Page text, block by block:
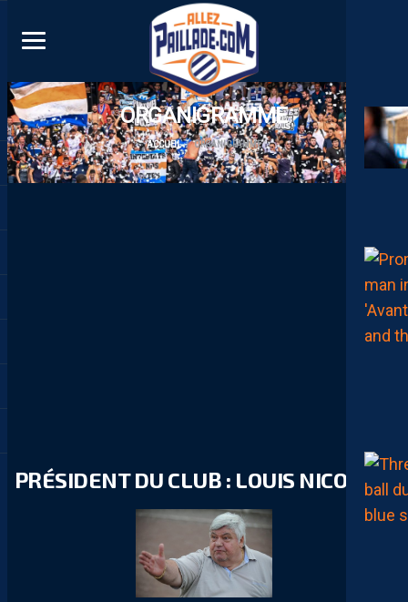
ORGANIGRAMME
ACCUEIL ORGANIGRAMME
PRÉSIDENT DU CLUB : LOUIS NICOLLIN